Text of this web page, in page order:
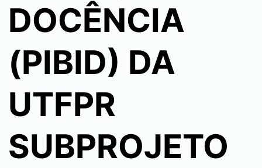
DOCÊNCIA
(PIBID) DA
UTFPR
SUBPROJETO